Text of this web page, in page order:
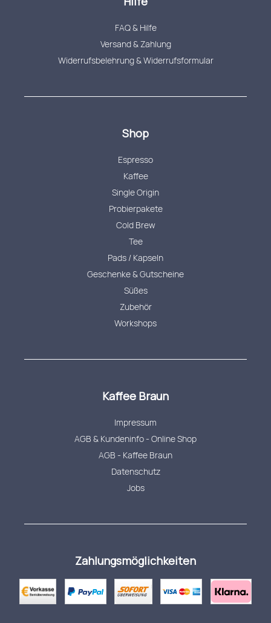
FAQ & Hilfe
Versand & Zahlung
Widerrufsbelehrung & Widerrufsformular
Shop
Espresso
Kaffee
Single Origin
Probierpakete
Cold Brew
Tee
Pads / Kapseln
Geschenke & Gutscheine
Süßes
Zubehör
Workshops
Kaffee Braun
Impressum
AGB & Kundeninfo - Online Shop
AGB - Kaffee Braun
Datenschutz
Jobs
Zahlungsmöglichkeiten